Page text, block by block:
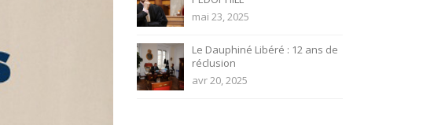
mai 23, 2025
Le Dauphiné Libéré : 12 ans de
réclusion
avr 20, 2025